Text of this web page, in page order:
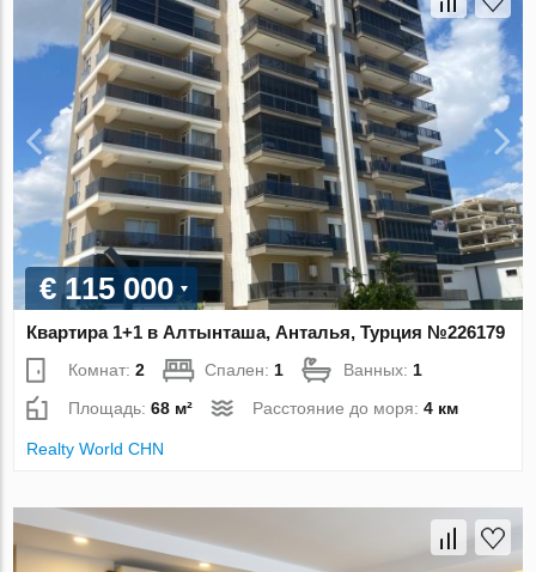
€ 115 000
Квартира 1+1 в Алтынташа, Анталья, Турция №226179
Комнат:2 Спален: 1 Ванных: 1
Площадь:68 м² Расстояние до моря:4 км
Realty World CHN